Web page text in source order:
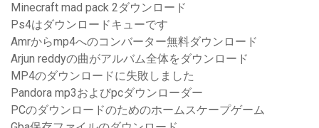
Minecraft mad pack 2ダウンロード
Ps4はダウンロードキューです
Amrからmp4へのコンバーター無料ダウンロード
Arjun reddyの曲がアルバム全体をダウンロード
MP4のダウンロードに失敗しました
Pandora mp3およびpcダウンローダー
PCのダウンロードのためのホームスケープゲーム